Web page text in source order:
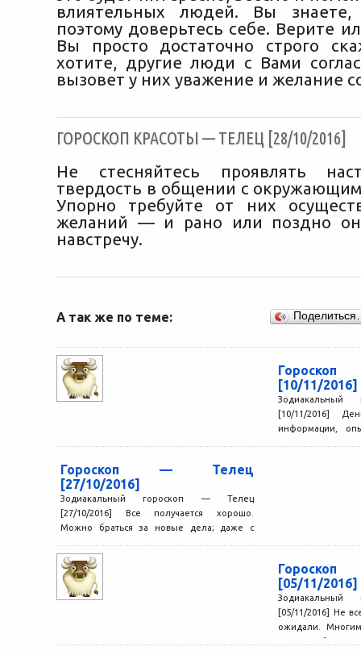
влиятельных людей. Вы знаете,
поэтому доверьтесь себе. Верите
Вы просто достаточно строго
хотите, другие люди с Вами
вызовет у них уважение и желание
ГОРОСКОП КРАСОТЫ — ТЕЛЕЦ [28/10/2016]
Не стесняйтесь проявлять
твердость в общении с
Упорно требуйте от них
желаний — и рано или поздно
навстречу.
А так же по теме:
[10/11/2016]
[10/11/2016]
информации,
Гороскоп — Телец
[27/10/2016]
Зодиакальный гороскоп — Телец
[27/10/2016] Все получается хорошо.
Можно браться за новые дела; даже с
[05/11/2016]
[05/11/2016] Не
ожидали.
придется быстро